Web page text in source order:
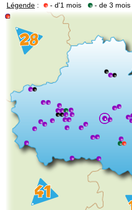
Légende : - d'1 mois - de 3 mois